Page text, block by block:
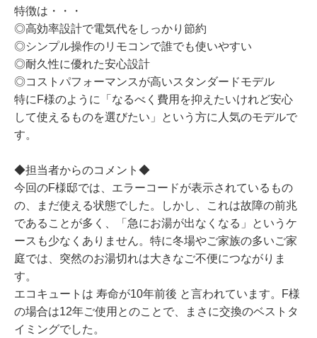
特徴は・・・
◎高効率設計で電気代をしっかり節約
◎シンプル操作のリモコンで誰でも使いやすい
◎耐久性に優れた安心設計
◎コストパフォーマンスが高いスタンダードモデル
特にF様のように「なるべく費用を抑えたいけれど安心
して使えるものを選びたい」という方に人気のモデルで
す。
◆担当者からのコメント◆
今回のF様邸では、エラーコードが表示されているもの
の、まだ使える状態でした。しかし、これは故障の前兆
であることが多く、「急にお湯が出なくなる」というケ
ースも少なくありません。特に冬場やご家族の多いご家
庭では、突然のお湯切れは大きなご不便につながりま
す。
エコキュートは 寿命が10年前後 と言われています。F様
の場合は12年ご使用とのことで、まさに交換のベストタ
イミングでした。